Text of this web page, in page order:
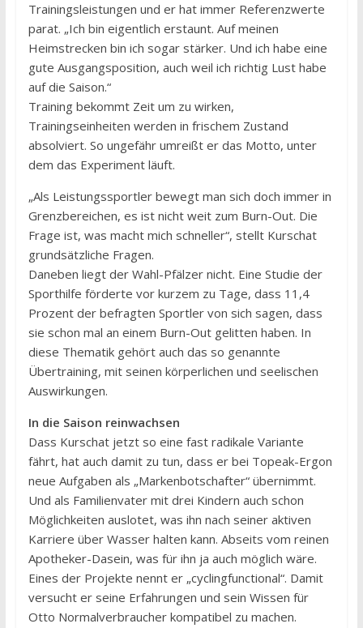
Trainingsleistungen und er hat immer Referenzwerte
parat. „Ich bin eigentlich erstaunt. Auf meinen
Heimstrecken bin ich sogar stärker. Und ich habe eine
gute Ausgangsposition, auch weil ich richtig Lust habe
auf die Saison.“
Training bekommt Zeit um zu wirken,
Trainingseinheiten werden in frischem Zustand
absolviert. So ungefähr umreißt er das Motto, unter
dem das Experiment läuft.
„Als Leistungssportler bewegt man sich doch immer in
Grenzbereichen, es ist nicht weit zum Burn-Out. Die
Frage ist, was macht mich schneller“, stellt Kurschat
grundsätzliche Fragen.
Daneben liegt der Wahl-Pfälzer nicht. Eine Studie der
Sporthilfe förderte vor kurzem zu Tage, dass 11,4
Prozent der befragten Sportler von sich sagen, dass
sie schon mal an einem Burn-Out gelitten haben. In
diese Thematik gehört auch das so genannte
Übertraining, mit seinen körperlichen und seelischen
Auswirkungen.
In die Saison reinwachsen
Dass Kurschat jetzt so eine fast radikale Variante
fährt, hat auch damit zu tun, dass er bei Topeak-Ergon
neue Aufgaben als „Markenbotschafter“ übernimmt.
Und als Familienvater mit drei Kindern auch schon
Möglichkeiten auslotet, was ihn nach seiner aktiven
Karriere über Wasser halten kann. Abseits vom reinen
Apotheker-Dasein, was für ihn ja auch möglich wäre.
Eines der Projekte nennt er „cyclingfunctional“. Damit
versucht er seine Erfahrungen und sein Wissen für
Otto Normalverbraucher kompatibel zu machen.